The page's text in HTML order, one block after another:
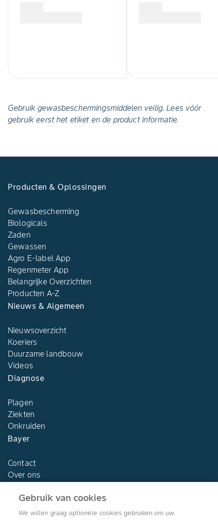
Gebruik gewasbeschermingsmiddelen veilig. Lees vóór
gebruik eerst het etiket en de product informatie.
Producten & Oplossingen
Gewasbescherming
Biologicals
Zaden
Gewassen
Agro E-label App
Regenmeter App
Belangrijke Overzichten
Producten A-Z
Nieuws & Algemeen
Nieuwsoverzicht
Koeriers
Duurzame landbouw
Videos
Diagnose
Plagen
Ziekten
Onkruiden
Bayer
Contact
Over ons
Gebruik van cookies
We willen graag optionele cookies gebruiken om uw